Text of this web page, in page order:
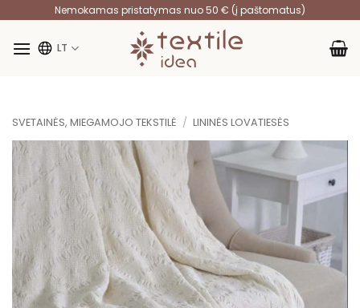
content
Nemokamas pristatymas nuo 50 € (į paštomatus)
LT
SVETAINĖS, MIEGAMOJO TEKSTILĖ / LININĖS LOVATIESĖS